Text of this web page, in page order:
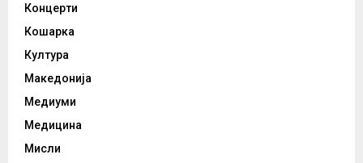
Концерти
Кошарка
Култура
Македонија
Медиуми
Медицина
Мисли